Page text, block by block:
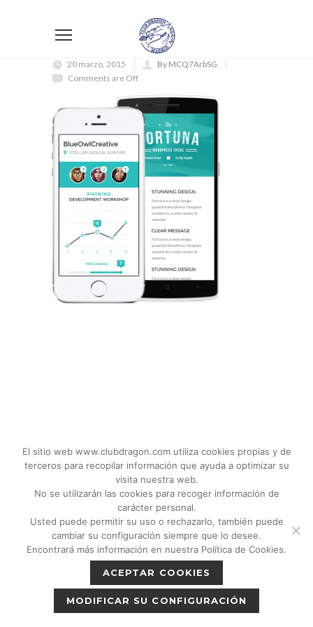
20 marzo, 2015
By MCQ7ArbSG
Comments are Off
© 2018 - 2026 CLUB DRAGON MADRID |
C/Don Quijote, 5 Semisotano. Madrid (28020)
Política de privacidad|Política de cookies
El sitio web www.clubdragon.com utiliza cookies propias y de
terceros para recopilar información que ayuda a optimizar su
visita nuestra web.
No se utilizarán las cookies para recoger información de
carácter personal.
Usted puede permitir su uso o rechazarlo, también puede
cambiar su configuración siempre que lo desee.
Encontrará más información en nuestra Política de Cookies.
ACEPTAR COOKIES
MODIFICAR SU CONFIGURACIÓN